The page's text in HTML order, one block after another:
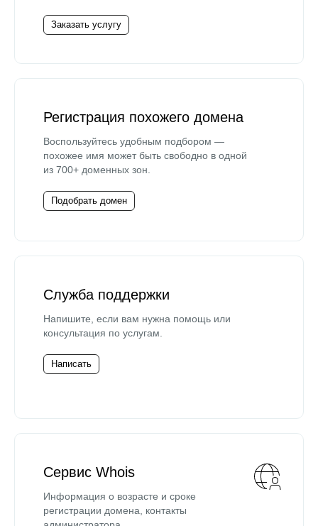
Заказать услугу
Регистрация похожего домена
Воспользуйтесь удобным подбором —
похожее имя может быть свободно в одной
из 700+ доменных зон.
Подобрать домен
Служба поддержки
Напишите, если вам нужна помощь или
консультация по услугам.
Написать
Сервис Whois
Информация о возрасте и сроке
регистрации домена, контакты